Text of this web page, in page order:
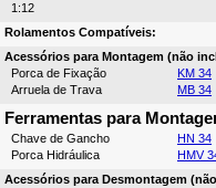
1:12
Rolamentos Compatíveis:
Acessórios para Montagem (não
Porca de Fixação
KM 34
Arruela de Trava
MB 34
Ferramentas para
Chave de Gancho
HN 34
Porca Hidráulica
HMV
Acessórios para Desmontagem